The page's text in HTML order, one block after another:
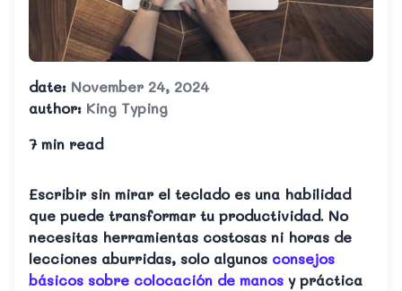
date: November 24, 2024
author: King Typing
7 min read
Escribir sin mirar el teclado es una habilidad
que puede transformar tu productividad. No
necesitas herramientas costosas ni horas de
lecciones aburridas, solo algunos consejos
básicos sobre colocación de manos y práctica